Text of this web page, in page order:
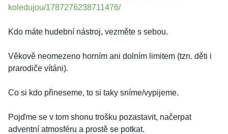
koledujou/1787276238711476/
Kdo máte hudební nástroj, vezměte s sebou.
Věkově neomezeno horním ani dolním limitem (tzn. děti i
prarodiče vítáni).
Co si kdo přineseme, to si taky sníme/vypijeme.
Pojďme se v tom shonu trošku pozastavit, načerpat
adventní atmosféru a prostě se potkat.